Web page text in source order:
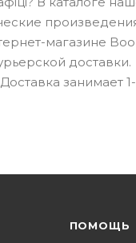
магазине
доставки.
занимает
ПОМОЩЬ